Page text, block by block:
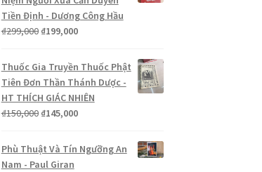
Tiền Định - Dương Công Hầu
₫299,000 Giá
là:
₫299,000.
₫199,000Giá
tại
là:
₫199,000.
Thuốc Gia Truyền Thuốc Phật
Tiên Đơn Thần Thánh Dược -
HT THÍCH GIÁC NHIÊN
₫150,000 Giá
là:
₫150,000.
₫145,000Giá
tại
Phù Thuật Và Tín Ngưỡng An
Nam - Paul Giran